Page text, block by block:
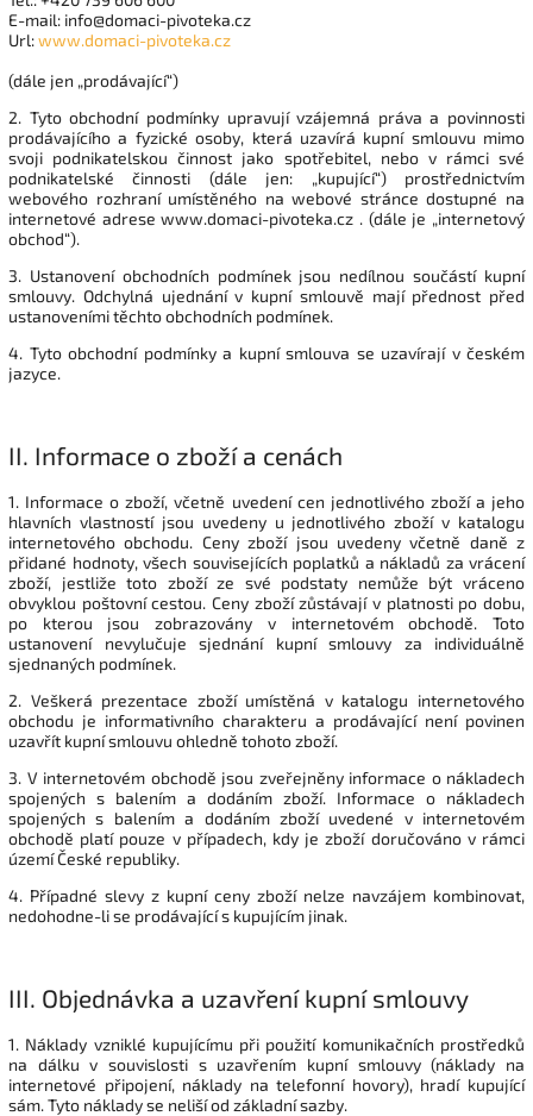
E-mail: info@domaci-pivoteka.cz
Url:www.domaci-pivoteka.cz
(dále jen „prodávající“)
2. Tyto obchodní podmínky upravují vzájemná práva a povinnosti
prodávajícího a fyzické osoby, která uzavírá kupní smlouvu mimo
svoji podnikatelskou činnost jako spotřebitel, nebo v rámci své
podnikatelské činnosti (dále jen: „kupující“) prostřednictvím
webového rozhraní umístěného na webové stránce dostupné na
internetové adrese www.domaci-pivoteka.cz . (dále je „internetový
obchod“).
3. Ustanovení obchodních podmínek jsou nedílnou součástí kupní
smlouvy. Odchylná ujednání v kupní smlouvě mají přednost před
ustanoveními těchto obchodních podmínek.
4. Tyto obchodní podmínky a kupní smlouva se uzavírají v českém
jazyce.
II. Informace o zboží a cenách
1. Informace o zboží, včetně uvedení cen jednotlivého zboží a jeho
hlavních vlastností jsou uvedeny u jednotlivého zboží v katalogu
internetového obchodu. Ceny zboží jsou uvedeny včetně daně z
přidané hodnoty, všech souvisejících poplatků a nákladů za vrácení
zboží, jestliže toto zboží ze své podstaty nemůže být vráceno
obvyklou poštovní cestou. Ceny zboží zůstávají v platnosti po dobu,
po kterou jsou zobrazovány v internetovém obchodě. Toto
ustanovení nevylučuje sjednání kupní smlouvy za individuálně
sjednaných podmínek.
2. Veškerá prezentace zboží umístěná v katalogu internetového
obchodu je informativního charakteru a prodávající není povinen
uzavřít kupní smlouvu ohledně tohoto zboží.
3. V internetovém obchodě jsou zveřejněny informace o nákladech
spojených s balením a dodáním zboží. Informace o nákladech
spojených s balením a dodáním zboží uvedené v internetovém
obchodě platí pouze v případech, kdy je zboží doručováno v rámci
území České republiky.
4. Případné slevy z kupní ceny zboží nelze navzájem kombinovat,
nedohodne-li se prodávající s kupujícím jinak.
III. Objednávka a uzavření kupní smlouvy
1. Náklady vzniklé kupujícímu při použití komunikačních prostředků
na dálku v souvislosti s uzavřením kupní smlouvy (náklady na
internetové připojení, náklady na telefonní hovory), hradí kupující
sám. Tyto náklady se neliší od základní sazby.